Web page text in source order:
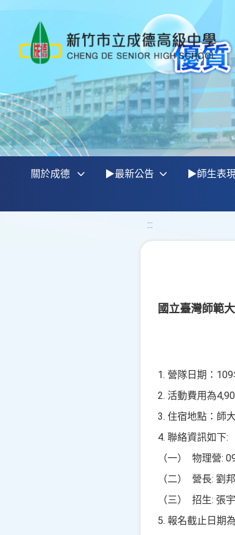
關於成德 ▶最新公告 ▶師生表
:::
國立臺灣師範
1. 營隊日期：
2. 活動費用為
3. 住宿地點：師
4. 聯絡資訊如下:
（一） 物理營:
（二） 營長: 劉
（三） 招生: 張
5. 報名截止日期